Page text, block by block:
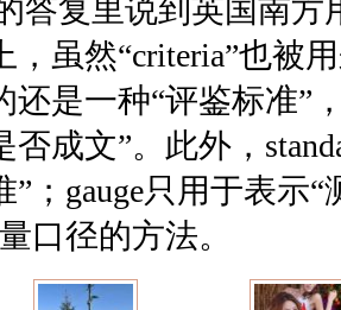
答复里说到英国南方
，虽然“criteria”也被
还是一种“评鉴标准”
否成文”。此外，
”；gauge只用于表示
口径的方法。